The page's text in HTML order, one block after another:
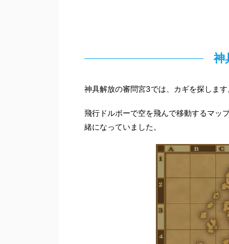
神
神具解放の審問宮3では、カギを探しま
飛行ドルボーで空を飛んで移動するマッ
緒になっていました。